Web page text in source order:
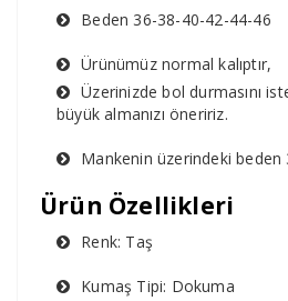
Beden 36-38-40-42-44-46
Ürünümüz normal kalıptır,
Üzerinizde bol durmasını
büyük almanızı öneririz.
Mankenin üzerindeki beden
Ürün Özellikleri
Renk: Taş
Kumaş Tipi: Dokuma